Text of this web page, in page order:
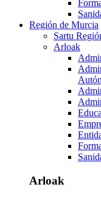
Región de Murcia
Sartu
Arloak
Arloak